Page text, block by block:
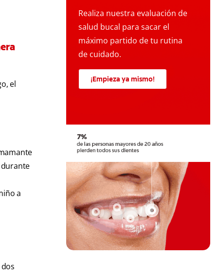
el
durante
a
Realiza nuestra evaluación de
salud bucal para sacar el
máximo partido de tu rutina
de cuidado.
¡Empieza ya mismo!